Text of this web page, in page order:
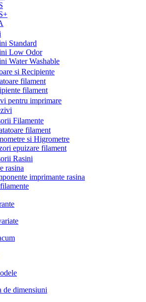
Standard
Low Odor
Water Washable
si Recipiente
filament
filament
pentru imprimare
Filamente
filament
si Higrometre
epuizare filament
Rasini
rasina
imprimante rasina
de dimensiuni